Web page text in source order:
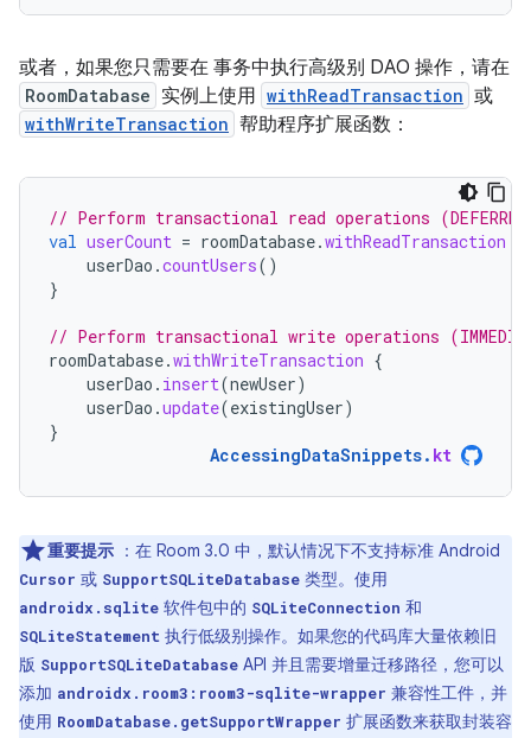
或者，如果您只需要在 事务中执行高级别 DAO 操作，请在
RoomDatabase 实例上使用 withReadTransaction 或
withWriteTransaction 帮助程序扩展函数：
// Perform transactional read operations
val userCount = roomDatabase.withReadTransaction
userDao .countUsers()
}
// Perform transactional write operations
roomDatabase.withWriteTransaction {
userDao . insert(newUser)
userDao .update(existingUser)
}
AccessingDataSnippets. kt
重要提示 ：在 Room 3.0 中，默认情况下不支持标准 Android
Cursor 或 SupportSQLiteDatabase 类型。使用
androidx.sqlite 软件包中的 SQLiteConnection 和
SQLiteStatement 执行低级别操作。如果您的代码库大量依赖旧
版 SupportSQLiteDatabase API 并且需要增量迁移路径，您可以
添加 androidx.room3:room3-sqlite-wrapper 兼容性工件，并
使用 RoomDatabase.getSupportWrapper 扩展函数来获取封装容